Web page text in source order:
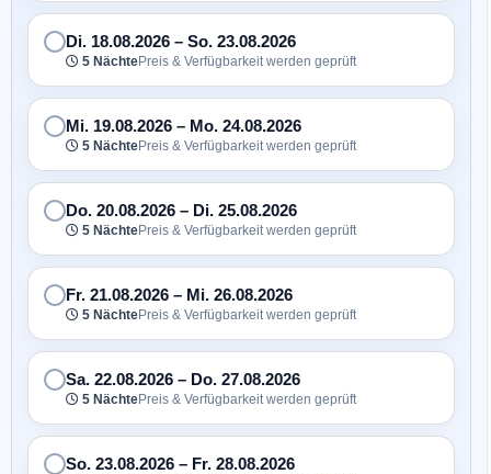
Di. 18.08.2026 – So. 23.08.2026
5 NächtePreis & Verfügbarkeit werden geprüft
Mi. 19.08.2026 – Mo. 24.08.2026
5 NächtePreis & Verfügbarkeit werden geprüft
Do. 20.08.2026 – Di. 25.08.2026
5 NächtePreis & Verfügbarkeit werden geprüft
Fr. 21.08.2026 – Mi. 26.08.2026
5 NächtePreis & Verfügbarkeit werden geprüft
Sa. 22.08.2026 – Do. 27.08.2026
5 NächtePreis & Verfügbarkeit werden geprüft
So. 23.08.2026 – Fr. 28.08.2026